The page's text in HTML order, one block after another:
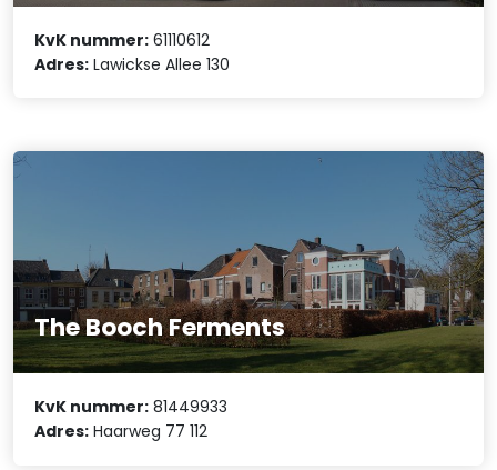
KvK nummer: 61110612
Adres: Lawickse Allee 130
The Booch Ferments
KvK nummer: 81449933
Adres: Haarweg 77 112